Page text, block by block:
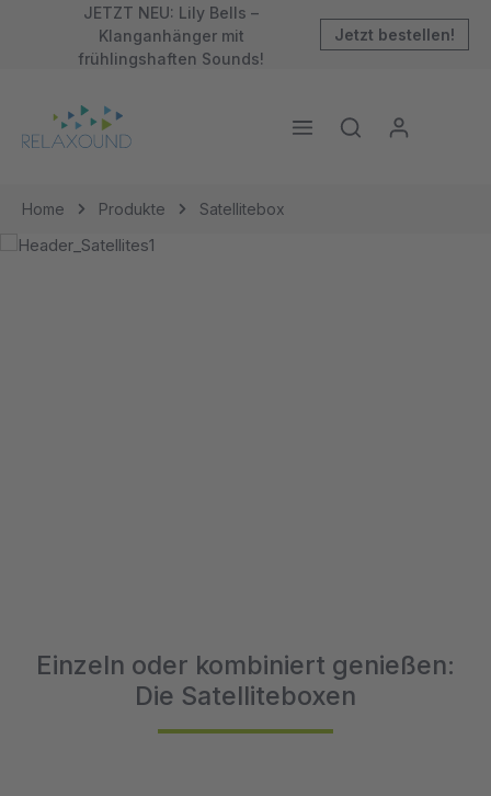
springen
JETZT NEU: Lily Bells –
Klanganhänger mit
frühlingshaften Sounds!
Jetzt bestellen!
Home Produkte Satellitebox
Einzeln oder kombiniert genießen:
Die Satelliteboxen